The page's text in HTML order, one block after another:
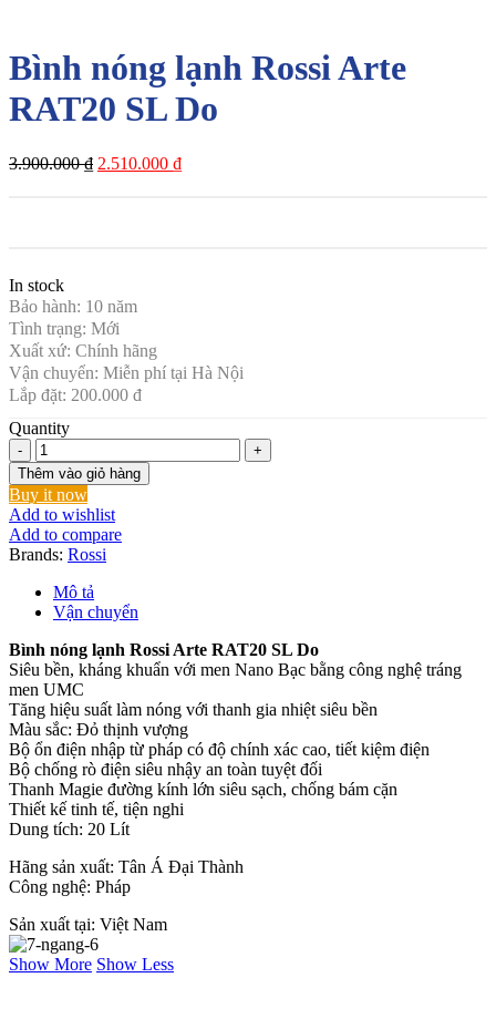
Bình nóng lạnh Rossi Arte
RAT20 SL Do
3.900.000₫ Giá
2.510.000 ₫Giá
In stock
Bảo hành: 10 năm
Tình trạng: Mới
Xuất xứ: Chính hãng
Vận chuyển: Miễn phí tại Hà Nội
Lắp đặt: 200.000 đ
Quantity
Bình
nóng
lạnh
Rossi
Arte
RAT20
SL
Do
số
lượng
Thêm vào giỏ hàng
Buy it now
Add to wishlist
Add to compare
Brands: Rossi
Mô tả
Vận chuyển
Bình nóng lạnh Rossi Arte RAT20 SL Do
Siêu bền, kháng khuẩn với men Nano Bạc bằng công nghệ tráng
men UMC
Tăng hiệu suất làm nóng với thanh gia nhiệt siêu bền
Màu sắc: Đỏ thịnh vượng
Bộ ổn điện nhập từ pháp có độ chính xác cao, tiết kiệm điện
Bộ chống rò điện siêu nhậy an toàn tuyệt đối
Thanh Magie đường kính lớn siêu sạch, chống bám cặn
Thiết kế tinh tế, tiện nghi
Dung tích: 20 Lít
Hãng sản xuất: Tân Á Đại Thành
Công nghệ: Pháp
Sản xuất tại: Việt Nam
Show More Show Less